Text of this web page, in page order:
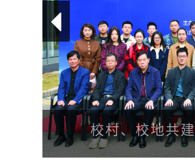
校村、校地共建